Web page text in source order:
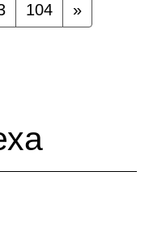
104 »